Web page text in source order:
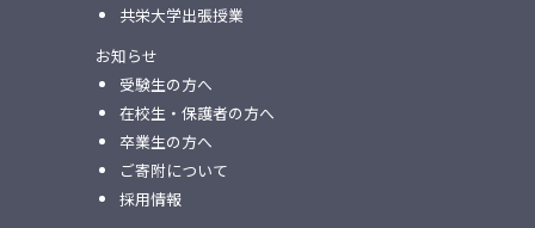
共栄⼤学出張授業
お知らせ
受験生の方へ
在校生・保護者の方へ
卒業生の方へ
ご寄附について
採用情報